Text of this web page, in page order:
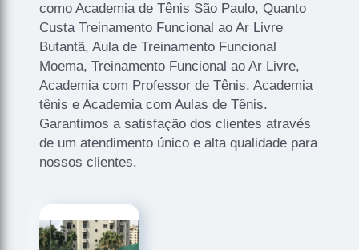
como Academia de Tênis São Paulo, Quanto
Custa Treinamento Funcional ao Ar Livre
Butantã, Aula de Treinamento Funcional
Moema, Treinamento Funcional ao Ar Livre,
Academia com Professor de Tênis, Academia
tênis e Academia com Aulas de Tênis.
Garantimos a satisfação dos clientes através
de um atendimento único e alta qualidade para
nossos clientes.